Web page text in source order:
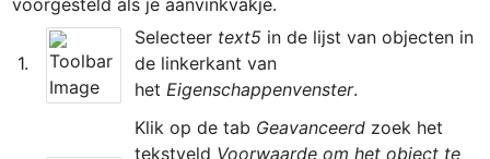
1.﻿
﻿Selecteer text5 in de lijst van objecten in
de linkerkant van
het Eigenschappenvenster
Klik op de tab Geavanceerd zoek het
tekstveld Voorwaarde om het object te